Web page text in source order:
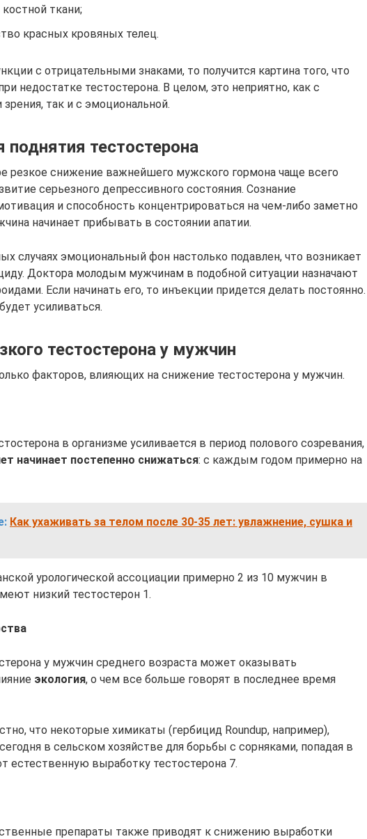
ткани;
красных кровяных телец.
с отрицательными знаками, то получится картина того, что
недостатке тестостерона. В целом, это неприятно, как c
так и с эмоциональной.
поднятия тестостерона
резкое снижение важнейшего мужского гормона чаще всего
серьезного депрессивного состояния. Сознание
и способность концентрироваться на чем-либо заметно
начинает прибывать в состоянии апатии.
случаях эмоциональный фон настолько подавлен, что возникает
Доктора молодым мужчинам в подобной ситуации назначают
Если начинать его, то инъекции придется делать постоянно.
усиливаться.
тестостерона у мужчин
факторов, влияющих на снижение тестостерона у мужчин.
в организме усиливается в период полового созревания,
начинает постепенно снижаться: с каждым годом примерно на
Как ухаживать за телом после 30-35 лет: увлажнение, сушка и
урологической ассоциации примерно 2 из 10 мужчин в
низкий тестостерон 1.
у мужчин среднего возраста может оказывать
экология, о чем все больше говорят в последнее время
что некоторые химикаты (гербицид Roundup, например),
в сельском хозяйстве для борьбы с сорняками, попадая в
естественную выработку тестостерона 7.
препараты также приводят к снижению выработки